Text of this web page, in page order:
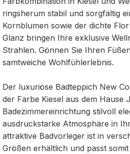
ringsherum stabil und sorgfältig
Kornblumen sowie der dichte
Glanz bringen Ihre exklusive
Strahlen. Gönnen Sie Ihren
samtweiche Wohlfühlerlebnis.
Der luxuriöse Badteppich New
der Farbe Kiesel aus dem Hause
Badezimmereinrichtung stilvoll
ausdruckstarke Atmosphäre in
attraktive Badvorleger ist in
Größen erhältlich und passt